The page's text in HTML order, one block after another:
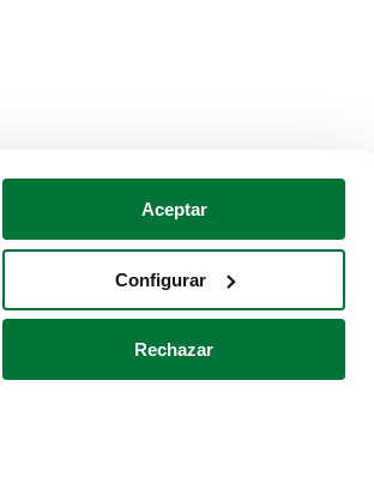
Aceptar
Configurar
Rechazar